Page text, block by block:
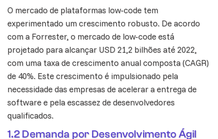
O mercado de plataformas low-code tem
experimentado um crescimento robusto. De acordo
com a Forrester, o mercado de low-code está
projetado para alcançar USD 21,2 bilhões até 2022,
com uma taxa de crescimento anual composta (CAGR)
de 40%. Este crescimento é impulsionado pela
necessidade das empresas de acelerar a entrega de
software e pela escassez de desenvolvedores
qualificados.
1.2 Demanda por Desenvolvimento Ágil